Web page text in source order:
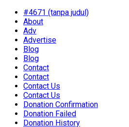
#4671 (tanpa judul)
About
Adv
Advertise
Blog
Blog
Contact
Contact
Contact Us
Contact Us
Donation Confirmation
Donation Failed
Donation History